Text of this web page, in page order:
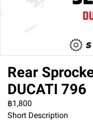
Rear
DUCATI 796
฿1,800
Short Description